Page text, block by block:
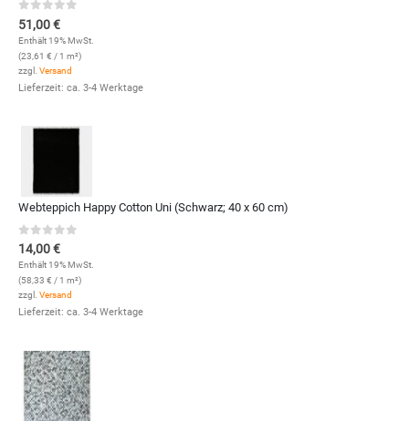
0out of 5
51,00€
Enthält 19% MwSt.
(23,61 € / 1 m²)
zzgl. Versand
Lieferzeit: ca. 3-4 Werktage
Webteppich Happy Cotton Uni (Schwarz; 40 x 60 cm)
0 out of 5
14,00€
Enthält 19% MwSt.
(58,33 € / 1 m²)
zzgl. Versand
Lieferzeit: ca. 3-4 Werktage